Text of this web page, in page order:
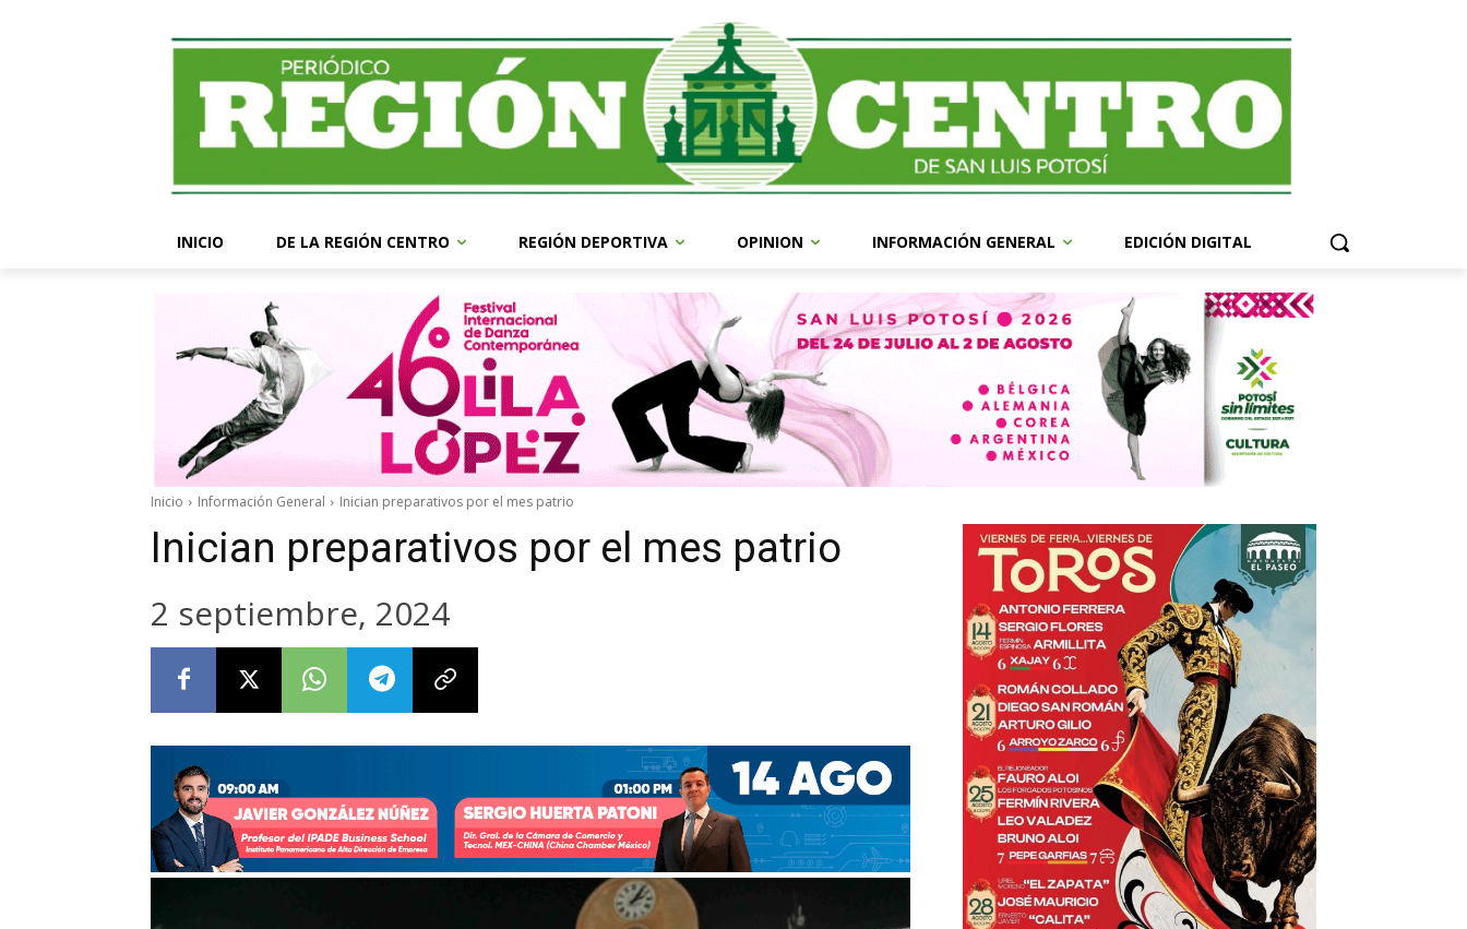
INICIO DE LA REGIÓN CENTRO REGIÓN DEPORTIVA OPINION INFORMACIÓN GENERAL EDICIÓN DIGITAL
Inicio Información General Inician preparativos por el mes patrio
Inician preparativos por el mes patrio
2 septiembre, 2024